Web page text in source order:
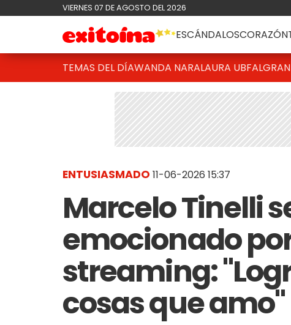
VIERNES 07 DE AGOSTO DEL 2026
ESCÁNDALOSCORAZÓN
TEMAS DEL DÍAWANDA NARALAURA UBFAL
ENTUSIASMADO 11-06-2026 15:37
Marcelo Tinelli
emocionado
streaming:
cosas que amo"